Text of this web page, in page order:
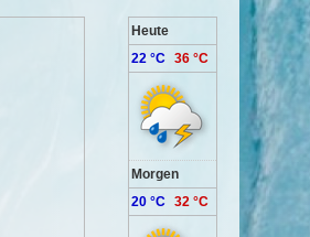
Heute
22 °C 36 °C
Morgen
20 °C 32 °C